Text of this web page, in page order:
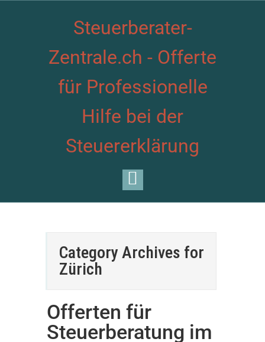
Steuerberater-
Zentrale.ch - Offerte
für Professionelle
Hilfe bei der
Steuererklärung
Category Archives for
Zürich
Offerten für
Steuerberatung im